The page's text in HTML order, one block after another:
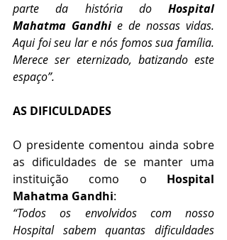
parte da história do Hospital
Mahatma Gandhi e de nossas vidas.
Aqui foi seu lar e nós fomos sua família.
Merece ser eternizado, batizando este
espaço”.
AS DIFICULDADES
O presidente comentou ainda sobre
as dificuldades de se manter uma
instituição como o Hospital
Mahatma Gandhi:
“Todos os envolvidos com nosso
Hospital sabem quantas dificuldades